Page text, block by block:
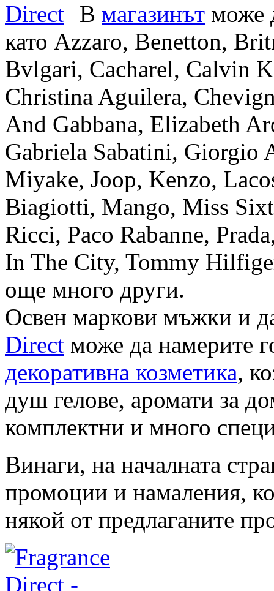
В магазинът може
като Azzaro, Benetton,
Bvlgari, Cacharel, Calvin
Christina Aguilera,
And Gabbana, Elizabeth
Gabriela Sabatini, Giorgio
Miyake, Joop, Kenzo,
Biagiotti, Mango, Miss
Ricci, Paco Rabanne,
In The City, Tommy
още много други.
Освен маркови мъжки и
Direct може да намерите
декоративна козметика,
душ гелове, аромати за
комплектни и много
Винаги, на началната
промоции и намаления,
някой от предлаганите